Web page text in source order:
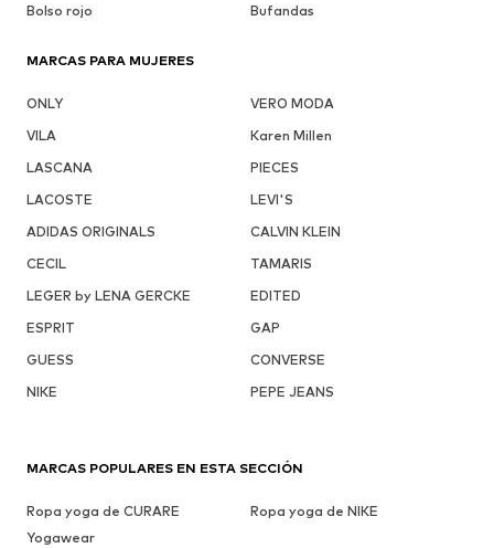
Bolso rojo
Bufandas
MARCAS PARA MUJERES
ONLY
VERO MODA
VILA
Karen Millen
LASCANA
PIECES
LACOSTE
LEVI'S
ADIDAS ORIGINALS
CALVIN KLEIN
CECIL
TAMARIS
LEGER by LENA GERCKE
EDITED
ESPRIT
GAP
GUESS
CONVERSE
NIKE
PEPE JEANS
MARCAS POPULARES EN ESTA SECCIÓN
Ropa yoga de CURARE
Yogawear
Ropa yoga de NIKE